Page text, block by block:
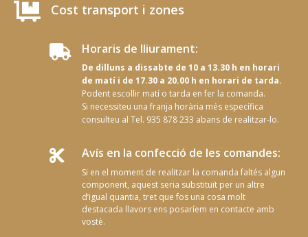
 Cost transport i zones
 Horaris de lliurament:
De dilluns a dissabte de 10 a 13.30 h en horari
de matí i de 17.30 a 20.00 h en horari de tarda.
Podent escollir matí o tarda en fer la comanda.
Si necessiteu una franja horària més específica
consulteu al Tel. 935 878 233 abans de realitzar-lo.
 Avís en la confecció de les comandes:
Si en el moment de realitzar la comanda faltés algun
component, aquest seria substituït per un altre
d’igual quantia, tret que fos una cosa molt
destacada llavors ens posaríem en contacte amb
vostè.